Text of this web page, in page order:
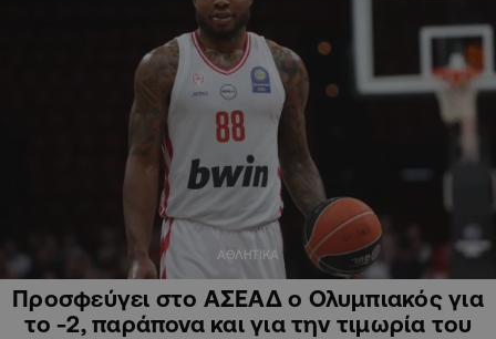
ΑΘΛΗΤΙΚΑ
Προσφεύγει στο ΑΣΕΑΔ ο Ολυμπιακός για
το -2, παράπονα και για την τιμωρία του